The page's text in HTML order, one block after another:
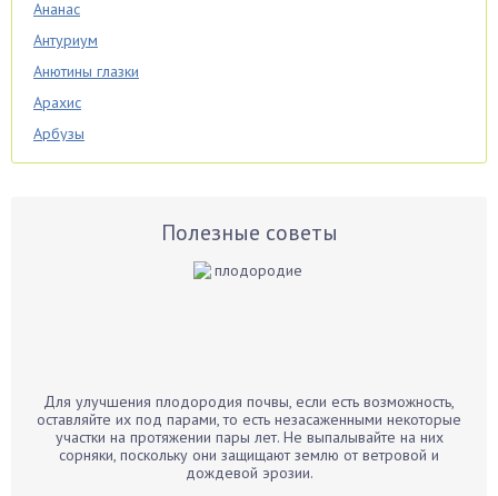
Ананас
Антуриум
Анютины глазки
Арахис
Арбузы
Аспарагус
Бархатцы
Бегония
Полезные советы
Для улучшения плодородия почвы, если есть возможность,
оставляйте их под парами, то есть незасаженными некоторые
участки на протяжении пары лет. Не выпалывайте на них
сорняки, поскольку они защищают землю от ветровой и
дождевой эрозии.